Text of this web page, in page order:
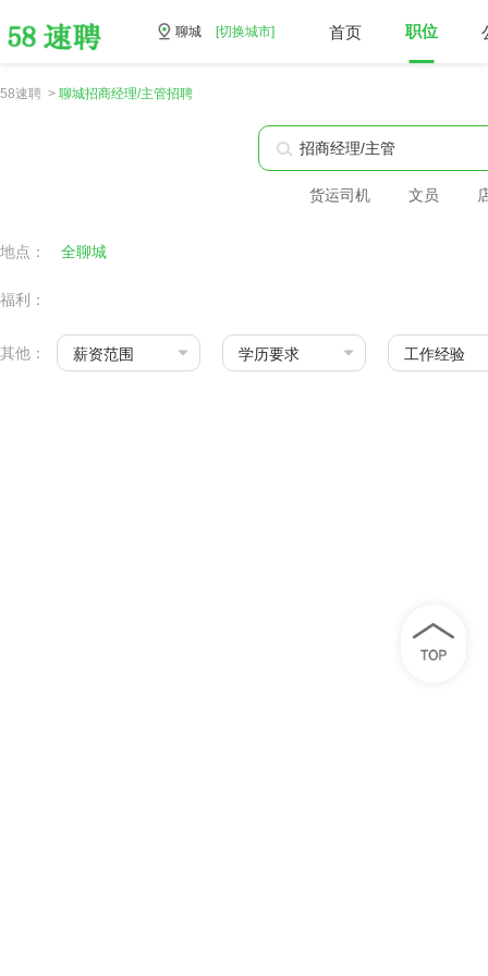
聊城 [切换城市] 首页 职位
58速聘 > 聊城招商经理/主管招聘
货运司机 文员
地点： 全聊城
福利：
其他： 薪资范围 学历要求 工作经验